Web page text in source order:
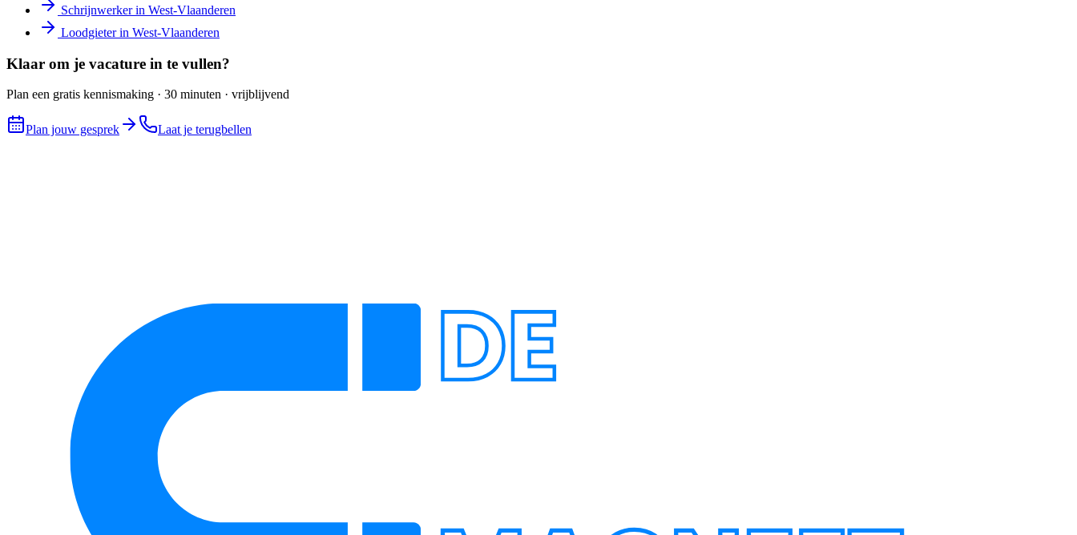
Schrijnwerkerin West-Vlaanderen
Loodgieterin West-Vlaanderen
Klaar om je vacature in te vullen?
Plan een gratis kennismaking · 30 minuten · vrijblijvend
Plan jouw gesprek Laat je terugbellen